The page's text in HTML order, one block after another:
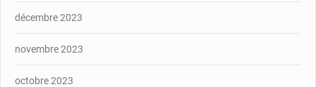
décembre 2023
novembre 2023
octobre 2023